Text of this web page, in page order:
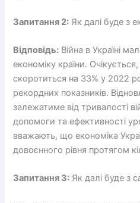
Запитання 2: Як далі буде з
Відповідь: Війна в Україні
економіку країни.
скоротиться на 33% у 2022
рекордних показників.
залежатиме від тривалості
допомоги та ефективності
вважають, що економіка
довоєнного рівня протягом
Запитання 3: Як далі буде з